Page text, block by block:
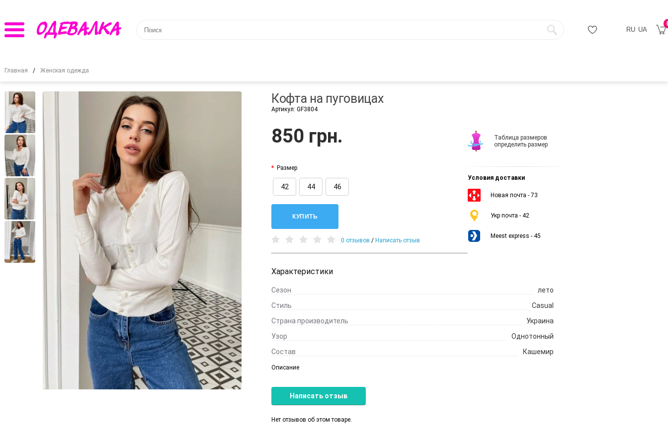
RU UA
Главная Женская одежда
Кофта на пуговицах
Артикул: GF3804
850 грн.
Размер
42 44 46
КУПИТЬ
0 отзывов / Написать отзыв
Таблица размеров
определить размер
Условия доставки
Новая почта - 73
Укр почта - 42
Meest express - 45
Характеристики
Сезон
лето
Стиль
Casual
Страна производитель
Украина
Узор
Однотонный
Состав
Кашемир
Описание
Написать отзыв
Нет отзывов об этом товаре.